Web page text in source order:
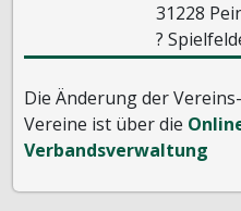
31228
?
Die Änderung der
Vereine ist über die
Verbandsverwaltung